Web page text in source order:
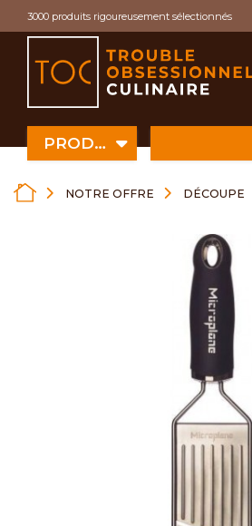
3000 produits rigoureusement sélectionnés
PRODUITS
NOTRE OFFRE DÉCOUPE